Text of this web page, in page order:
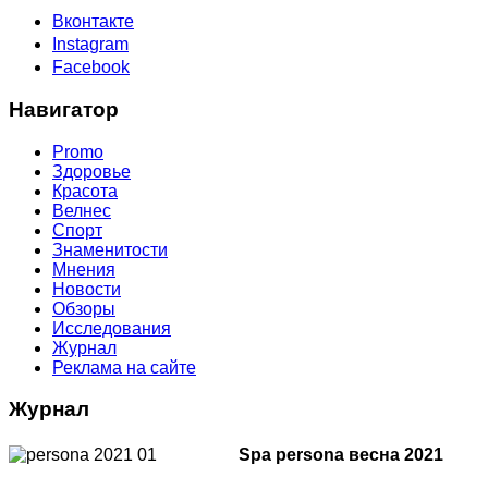
Вконтакте
Instagram
Facebook
Навигатор
Promo
Здоровье
Красота
Велнес
Спорт
Знаменитости
Мнения
Новости
Обзоры
Исследования
Журнал
Реклама на сайте
Журнал
Spa persona весна 2021